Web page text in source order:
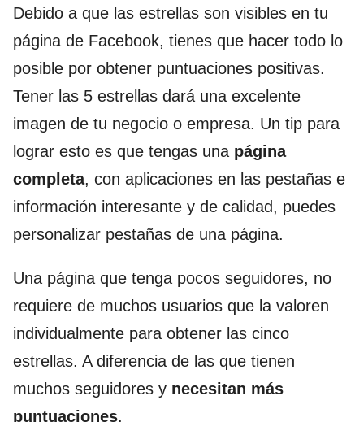
Debido a que las estrellas son visibles en tu
página de Facebook, tienes que hacer todo lo
posible por obtener puntuaciones positivas.
Tener las 5 estrellas dará una excelente
imagen de tu negocio o empresa. Un tip para
lograr esto es que tengas una página
completa, con aplicaciones en las pestañas e
información interesante y de calidad, puedes
personalizar pestañas de una página.
Una página que tenga pocos seguidores, no
requiere de muchos usuarios que la valoren
individualmente para obtener las cinco
estrellas. A diferencia de las que tienen
muchos seguidores y necesitan más
puntuaciones.